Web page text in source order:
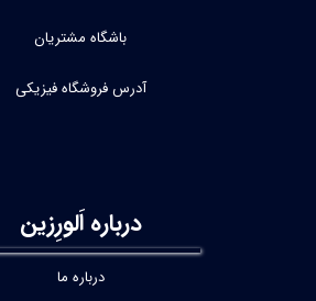
باشگاه مشتریان
آدرس فروشگاه فیزیکی
درباره اَلورِزین
درباره ما